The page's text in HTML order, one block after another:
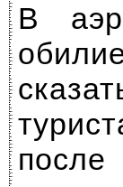
В
после